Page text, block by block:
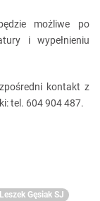
możliwe po
i wypełnieniu
kontakt z
tel. 604 904 487.
Gęsiak SJ